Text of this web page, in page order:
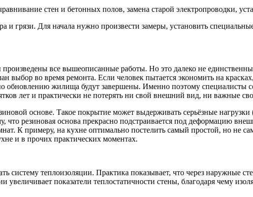
стен и бетонных полов, замена старой электропроводки,
грязи. Для начала нужно произвести замеры, установить
произведены все вышеописанные работы. Но это далеко не
выбор во время ремонта. Если человек пытается экономить на
обновлению жилища будут завершены. Именно поэтому специалисты
лет и практически не потерять ни свой внешний вид, ни важные
основе. Такое покрытие может выдерживать серьёзные
резиновая основа прекрасно подстраивается под деформацию
К примеру, на кухне оптимально постелить самый простой, но не
и в прочих практических моментах.
систему теплоизоляции. Практика показывает, что через наружные
показатели теплостатичности стены, благодаря чему